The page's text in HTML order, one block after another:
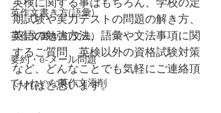
英作文書き方(語彙)
英作文書き方(文法)
要約・e-メール問題
ていねいな英作文添削
期試験や実力テストの問題の解き方、
英語の勉強方法、語彙や文法事項に関
するご質問、英検以外の資格試験対策
など、どんなことでも気軽にご連絡頂
ければと思います。